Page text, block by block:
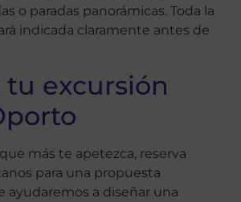
o paradas panorámicas. Toda la
indicada claramente antes de
tu excursión
que más te apetezca, reserva
para una propuesta
ayudaremos a diseñar una